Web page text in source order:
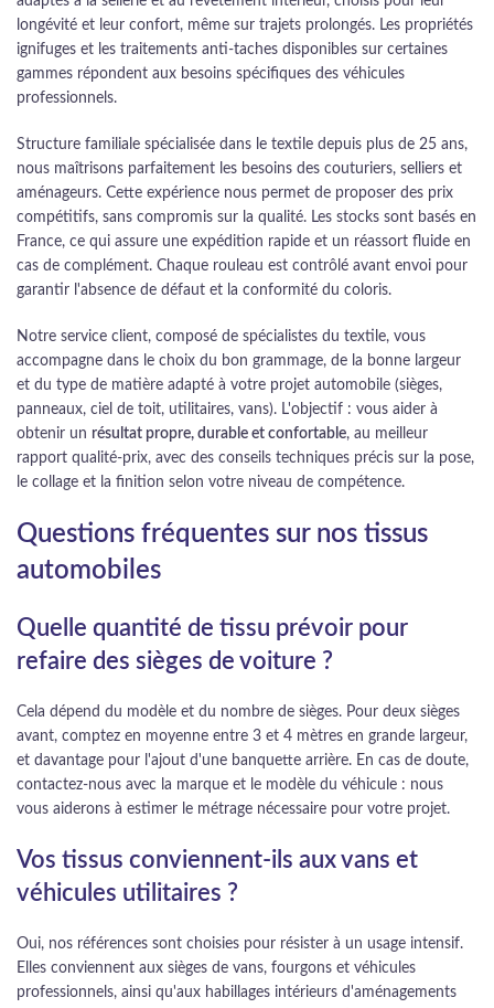
longévité et leur confort, même sur trajets prolongés. Les propriétés
ignifuges et les traitements anti-taches disponibles sur certaines
gammes répondent aux besoins spécifiques des véhicules
professionnels.
Structure familiale spécialisée dans le textile depuis plus de 25 ans,
nous maîtrisons parfaitement les besoins des couturiers, selliers et
aménageurs. Cette expérience nous permet de proposer des prix
compétitifs, sans compromis sur la qualité. Les stocks sont basés en
France, ce qui assure une expédition rapide et un réassort fluide en
cas de complément. Chaque rouleau est contrôlé avant envoi pour
garantir l'absence de défaut et la conformité du coloris.
Notre service client, composé de spécialistes du textile, vous
accompagne dans le choix du bon grammage, de la bonne largeur
et du type de matière adapté à votre projet automobile (sièges,
panneaux, ciel de toit, utilitaires, vans). L'objectif : vous aider à
obtenir un résultat propre, durable et confortable, au meilleur
rapport qualité-prix, avec des conseils techniques précis sur la pose,
le collage et la finition selon votre niveau de compétence.
Questions fréquentes sur nos tissus
automobiles
Quelle quantité de tissu prévoir pour
refaire des sièges de voiture ?
Cela dépend du modèle et du nombre de sièges. Pour deux sièges
avant, comptez en moyenne entre 3 et 4 mètres en grande largeur,
et davantage pour l'ajout d'une banquette arrière. En cas de doute,
contactez-nous avec la marque et le modèle du véhicule : nous
vous aiderons à estimer le métrage nécessaire pour votre projet.
Vos tissus conviennent-ils aux vans et
véhicules utilitaires ?
Oui, nos références sont choisies pour résister à un usage intensif.
Elles conviennent aux sièges de vans, fourgons et véhicules
professionnels, ainsi qu'aux habillages intérieurs d'aménagements